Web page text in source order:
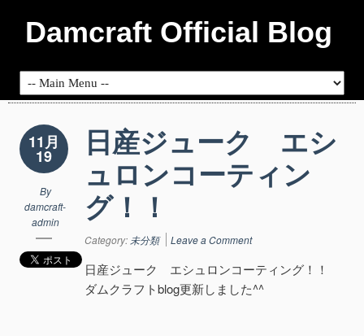
Damcraft Official Blog
11月
19
By
damcraft-
admin
日産ジューク エシ
ュロンコーティン
グ！！
Category: 未分類 Leave a Comment
日産ジューク エシュロンコーティング！！
ダムクラフトblog更新しました^^